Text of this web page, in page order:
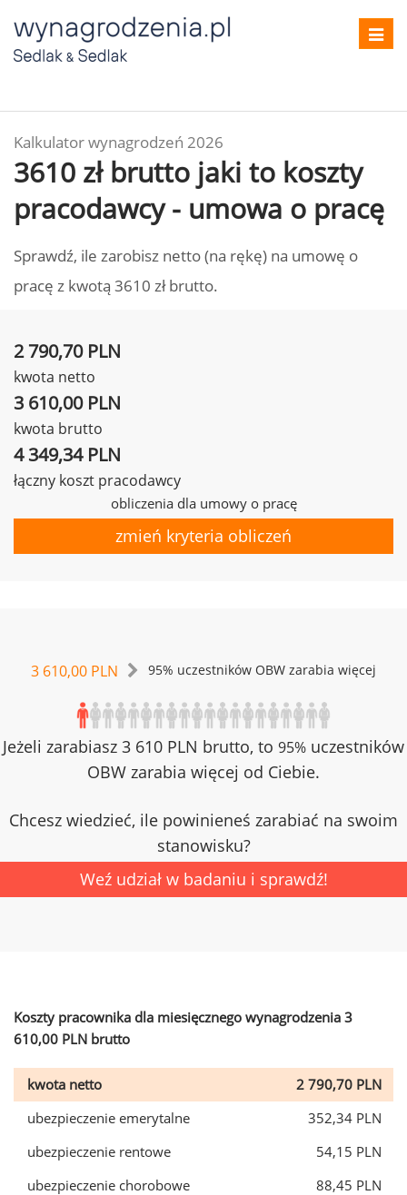
Kalkulator wynagrodzeń 2026
3610 zł brutto jaki to koszty
pracodawcy - umowa o pracę
Sprawdź, ile zarobisz netto (na rękę) na umowę o
pracę z kwotą 3610 zł brutto.
2 790,70 PLN
kwota netto
3 610,00 PLN
kwota brutto
4 349,34 PLN
łączny koszt pracodawcy
obliczenia dla umowy o pracę
zmień kryteria obliczeń
3 610,00 PLN 95% uczestników OBW zarabia więcej
Jeżeli zarabiasz 3 610 PLN brutto, to 95% uczestników
OBW zarabia więcej od Ciebie.
Chcesz wiedzieć, ile powinieneś zarabiać na swoim
stanowisku?
Weź udział w badaniu i sprawdź!
Koszty pracownika dla miesięcznego wynagrodzenia 3
610,00 PLN brutto
kwota netto
2 790,70 PLN
ubezpieczenie emerytalne
352,34 PLN
ubezpieczenie rentowe
54,15 PLN
ubezpieczenie chorobowe
88,45 PLN